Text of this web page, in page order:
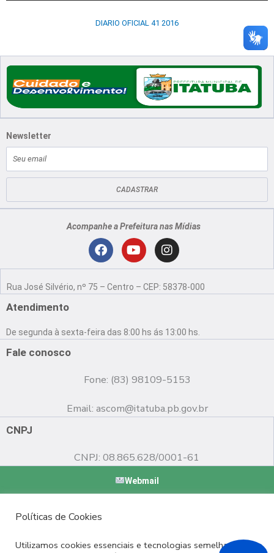
DIARIO OFICIAL 41 2016
Newsletter
mail
CADASTRAR
Acompanhe a Prefeitura nas Mídias
F
c
o
o
Y
u
b
e
I
n
s
g
r
Rua José Silvério, nº 75 – Centro – CEP: 58378-000
Atendimento
De segunda à sexta-feira das 8:00 hs ás 13:00 hs.
Fale conosco
Fone: (83) 98109-5153
Email: ascom@itatuba.pb.gov.br
CNPJ
CNPJ: 08.865.628/0001-61
Webmail
Políticas de Cookies
Utilizamos cookies essenciais e tecnologias semelhantes de